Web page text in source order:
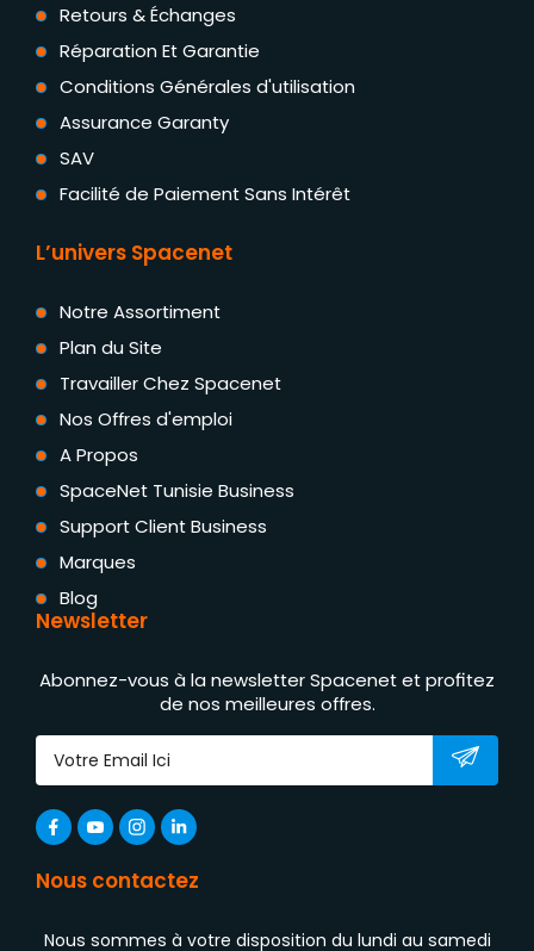
Retours & Échanges
Réparation Et Garantie
Conditions Générales d'utilisation
Assurance Garanty
SAV
Facilité de Paiement Sans Intérêt
L’univers Spacenet
Notre Assortiment
Plan du Site
Travailler Chez Spacenet
Nos Offres d'emploi
A Propos
SpaceNet Tunisie Business
Support Client Business
Marques
Blog
Newsletter
Abonnez-vous à la newsletter Spacenet et profitez
de nos meilleures offres.
Nous contactez
Nous sommes à votre disposition du lundi au samedi